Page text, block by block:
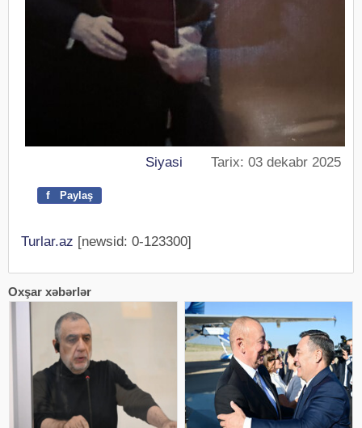
Siyasi Tarix: 03 dekabr 2025
f Paylaş
Turlar.az [newsid: 0-123300]
Oxşar xəbərlər